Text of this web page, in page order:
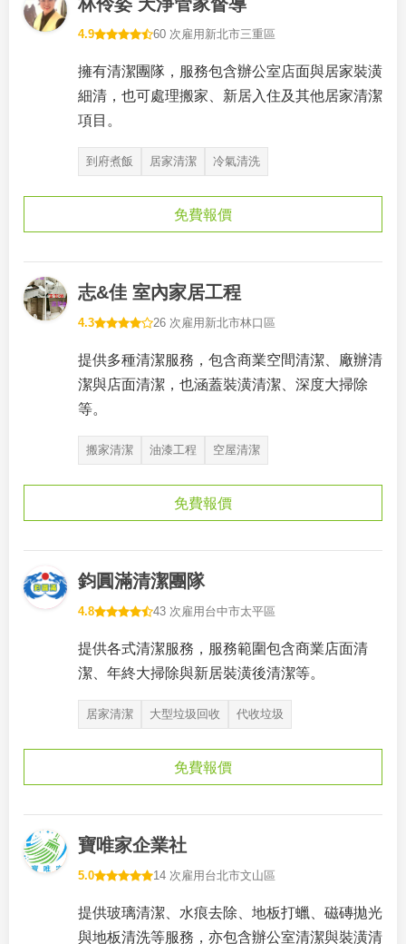
4.9 60 次雇用 新北市三重區
擁有清潔團隊，服務包含辦公室店面與居家裝潢
細清，也可處理搬家、新居入住及其他居家清潔
項目。
到府煮飯 居家清潔 冷氣清洗
免費報價
志&佳 室內家居工程
4.3 26 次雇用 新北市林口區
提供多種清潔服務，包含商業空間清潔、廠辦清
潔與店面清潔，也涵蓋裝潢清潔、深度大掃除
等。
搬家清潔 油漆工程 空屋清潔
免費報價
鈞圓滿清潔團隊
4.8 43 次雇用 台中市太平區
提供各式清潔服務，服務範圍包含商業店面清
潔、年終大掃除與新居裝潢後清潔等。
居家清潔 大型垃圾回收 代收垃圾
免費報價
寶唯家企業社
5.0 14 次雇用 台北市文山區
提供玻璃清潔、水痕去除、地板打蠟、磁磚拋光
與地板清洗等服務，亦包含辦公室清潔與裝潢清